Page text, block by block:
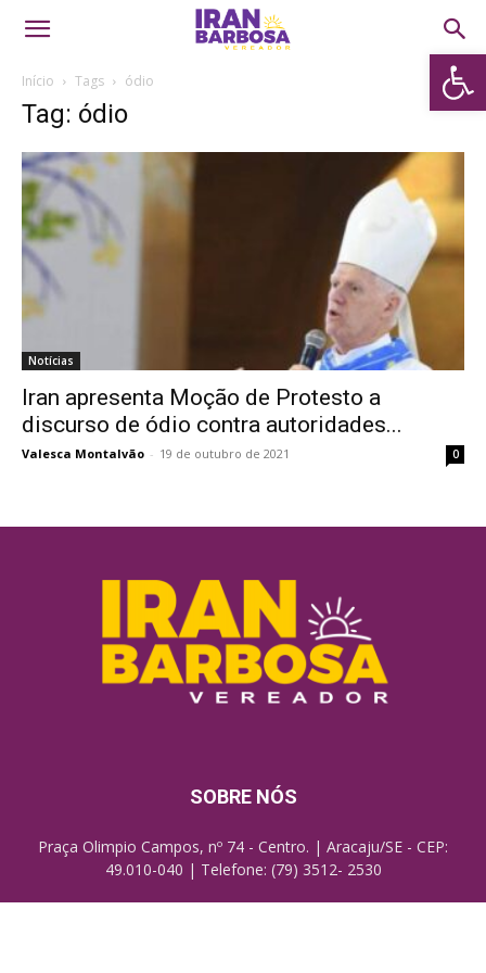
Abrir
Início Tags ódio
Tag: ódio
Notícias
Iran apresenta Moção de Protesto a
discurso de ódio contra autoridades...
Valesca Montalvão - 19 de outubro de 2021 0
SOBRE NÓS
Praça Olimpio Campos, nº 74 - Centro. | Aracaju/SE - CEP:
49.010-040 | Telefone: (79) 3512- 2530